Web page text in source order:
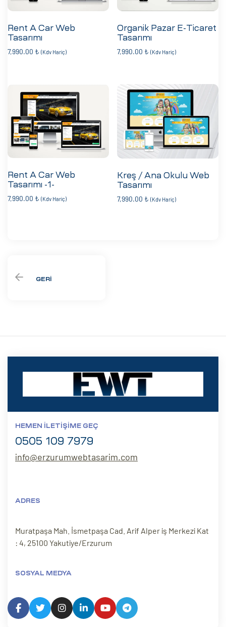
Rent A Car Web
Tasarımı
7,990.00 ₺ (Kdv Hariç)
Organik Pazar E-Ticaret
Tasarımı
7,990.00 ₺ (Kdv Hariç)
Rent A Car Web
Tasarımı -1-
7,990.00 ₺ (Kdv Hariç)
Kreş / Ana Okulu Web
Tasarımı
7,990.00 ₺ (Kdv Hariç)
GERI
HEMEN İLETIŞIME GEÇ
0505 109 7979
info@erzurumwebtasarim.com
ADRES
Muratpaşa Mah. İsmetpaşa Cad. Arif Alper iş Merkezi Kat
: 4, 25100 Yakutiye/Erzurum
SOSYAL MEDYA